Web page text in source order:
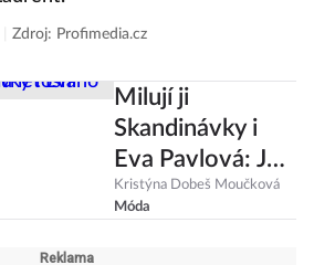
Zdroj: Profimedia.cz
Milují ji
Skandinávky i
Eva Pavlová: Jak
nosit
nejkrásnější
Kristýna Dobeš Moučková
Móda